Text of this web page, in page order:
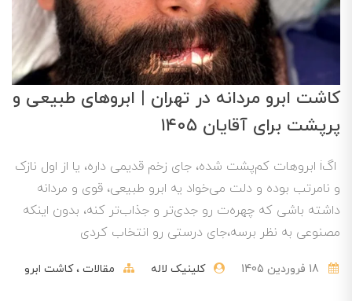
کاشت ابرو مردانه در تهران | ابروهای طبیعی و
پرپشت برای آقایان ۱۴۰۵
اگi ابروهات کم‌پشت شده، جای زخم قدیمی داره، یا از اول نازک
و نامرتب بوده و دلت می‌خواد یه ابرو طبیعی، قوی و مردانه
داشته باشی که چهره‌ت رو جدی‌تر و جذاب‌تر کنه، بدون اینکه
مصنوعی به نظر برسه،جای درستی رو انتخاب کردی
کلینیک لاله مقالات کاشت ابرو